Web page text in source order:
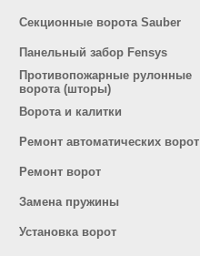
Секционные ворота Sauber
Панельный забор Fensys
Противопожарные рулонные
ворота (шторы)
Ворота и калитки
Ремонт автоматических ворот
Ремонт ворот
Замена пружины
Установка ворот